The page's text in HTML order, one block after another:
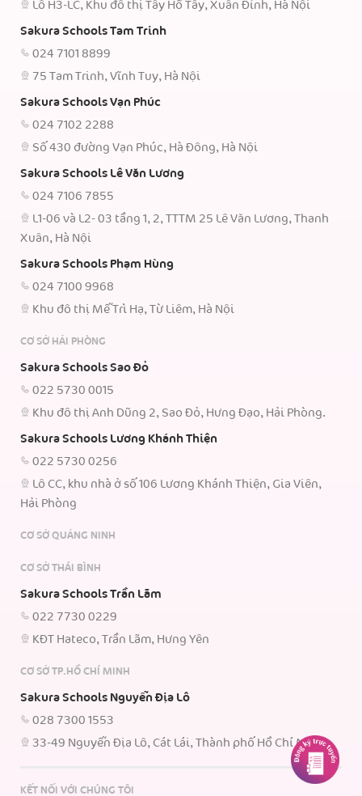
Lô H3-LC, Khu đô thị Tây Hồ Tây, Xuân Đỉnh, Hà Nội
Sakura Schools Tam Trinh
024 7101 8899
75 Tam Trinh, Vĩnh Tuy, Hà Nội
Sakura Schools Vạn Phúc
024 7102 2288
Số 430 đường Vạn Phúc, Hà Đông, Hà Nội
Sakura Schools Lê Văn Lương
024 7106 7855
L1-06 và L2- 03 tầng 1, 2, TTTM 25 Lê Văn Lương, Thanh
Xuân, Hà Nội
Sakura Schools Phạm Hùng
024 7100 9968
Khu đô thị Mễ Trì Hạ, Từ Liêm, Hà Nội
CƠ SỞ HẢI PHÒNG
Sakura Schools Sao Đỏ
022 5730 0015
Khu đô thị Anh Dũng 2, Sao Đỏ, Hưng Đạo, Hải Phòng.
Sakura Schools Lương Khánh Thiện
022 5730 0256
Lô CC, khu nhà ở số 106 Lương Khánh Thiện, Gia Viên,
Hải Phòng
CƠ SỞ QUẢNG NINH
CƠ SỞ THÁI BÌNH
Sakura Schools Trần Lãm
022 7730 0229
KĐT Hateco, Trần Lãm, Hưng Yên
CƠ SỞ TP.HỒ CHÍ MINH
Sakura Schools Nguyễn Địa Lô
028 7300 1553
33-49 Nguyễn Địa Lô, Cát Lái, Thành phố Hồ Chí Minh.
KẾT NỐI VỚI CHÚNG TÔI